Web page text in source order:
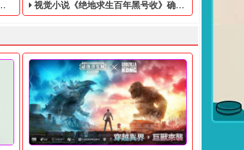
视觉小说《绝地求生百年黑号收》确认登陆Switch，特别版售价9350日元